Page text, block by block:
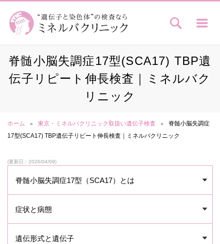
脊髄小脳失調症17型(SCA17) TBP遺
伝子リピート伸長検査｜ミネルバク
リニック
ホーム 東京・ミネルバクリニック取扱い遺伝子検査
脊髄小脳失調症
17型(SCA17) TBP遺伝子リピート伸長検査｜ミネルバクリニック
(更新日：2026/04/09)
脊髄小脳失調症17型（SCA17）とは
症状と病態
遺伝形式と遺伝子